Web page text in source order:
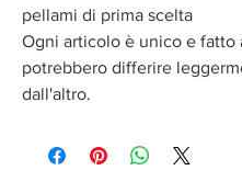
pellami di prima scelta
Ogni articolo è unico e fatto
potrebbero differire
dall'altro.